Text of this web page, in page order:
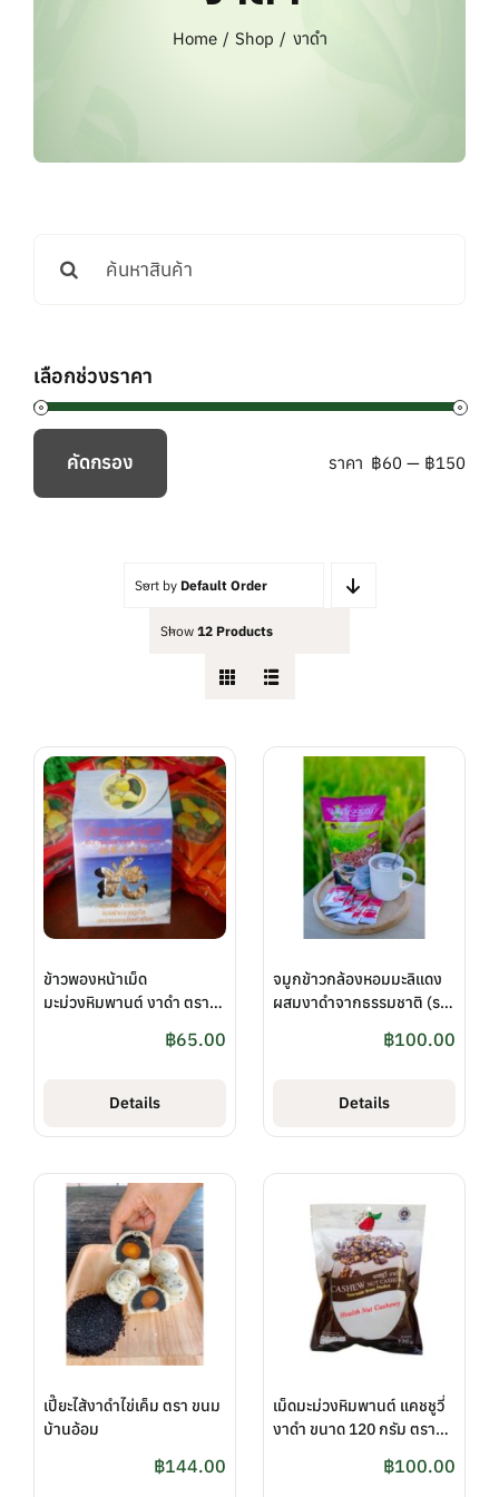
คำถามที่พบบ่อย
Home Shop งาดำ
เลือกช่วงราคา
ราคา
ต่ำ
ราคา
สูงสุด
คัดกรอง ราคา ฿60 — ฿150
Sort by Default Order
Show 12 Products
ข้าวพองหน้าเม็ด
มะม่วงหิมพานต์ งาดำ ตรา
฿65.00
Details
จมูกข้าวกล้องหอมมะลิแดง
ผสมงาดำจากธรรมชาติ (รส
฿100.00
Details
เปี๊ยะไส้งาดำไข่เค็ม ตรา ขนม
บ้านอ้อม
฿144.00
เม็ดมะม่วงหิมพานต์ แคชชูวี่
งาดำ ขนาด 120 กรัม ตรา
฿100.00